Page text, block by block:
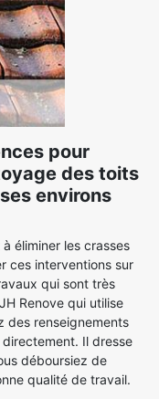
pour
des toits
environs
éliminer les crasses
ces interventions sur
qui sont très
Renove qui utilise
des renseignements
Il dresse
déboursiez de
qualité de travail.